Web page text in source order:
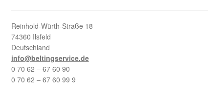
Reinhold-Würth-Straße 18
74360 Ilsfeld
Deutschland
info@beltingservice.de
0 70 62 – 67 60 90
0 70 62 – 67 60 99 9